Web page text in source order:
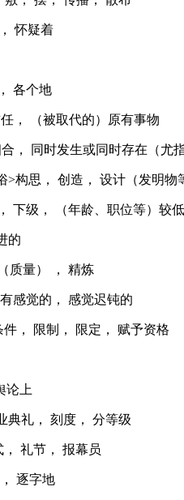
怀疑着
各个地
， （被取代的）原有事物
， 同时发生或同时存在（尤
构思， 创造， 设计（发明物
级， （年龄、职位等）较
的
质量） ， 精炼
觉的， 感觉迟钝的
， 限制， 限定， 赋予资格
论上
礼， 刻度， 分等级
礼节， 报幕员
逐字地